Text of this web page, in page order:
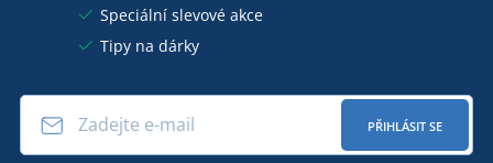
Speciální slevové akce
Tipy na dárky
PŘIHLÁSIT SE